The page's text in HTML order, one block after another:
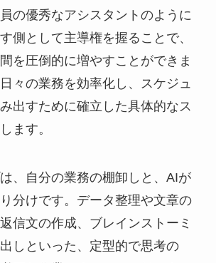
の優秀なアシスタントのように
側として主導権を握ることで、
を圧倒的に増やすことができま
々の業務を効率化し、スケジュ
出すために確立した具体的なス
ます。
、自分の業務の棚卸しと、AIが
分けです。データ整理や文章の
信文の作成、ブレインストーミ
しといった、定型的で思考の